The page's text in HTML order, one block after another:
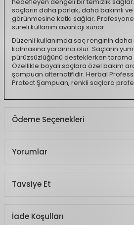
saçların daha parlak, daha bakımlı
görünmesine katkı sağlar.
süreli kullanım avantajı sunar.
Düzenli kullanımda saç renginin daha
kalmasına yardımcı olur. Saçların
pürüzsüzlüğünü desteklerken tarama
Özellikle boyalı saçlara özel bakım
şampuan alternatifidir. Herbal
Protect Şampuan, renkli saçlara
Ödeme Seçenekleri
Yorumlar
Tavsiye Et
İade Koşulları